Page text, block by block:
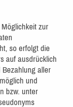
zur
so erfolgt die
auf ausdrücklich
aller
und
bzw. unter